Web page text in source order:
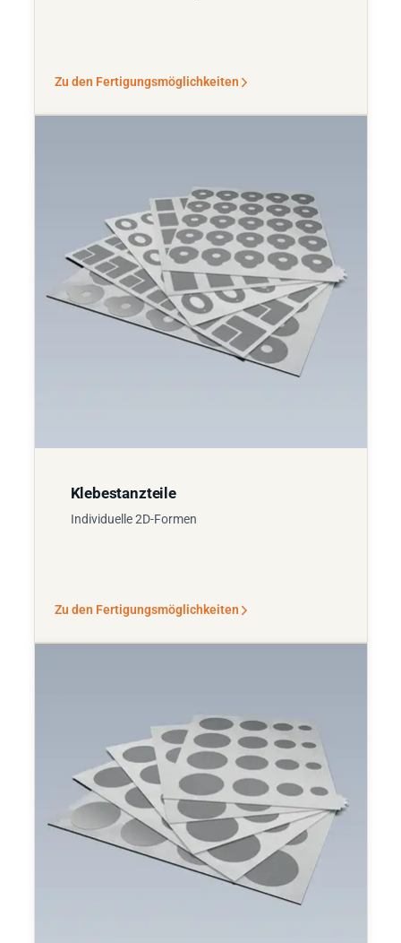
Zu den Fertigungsmöglichkeiten
Klebestanzteile
Individuelle 2D-Formen
Zu den Fertigungsmöglichkeiten